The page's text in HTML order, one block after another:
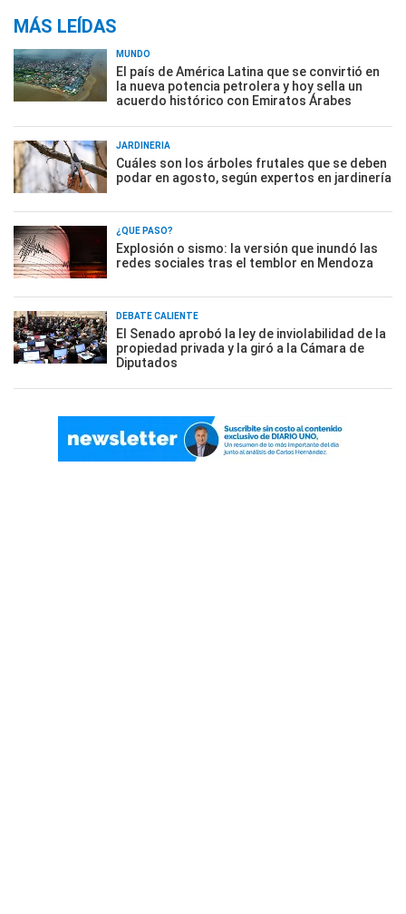
MÁS LEÍDAS
MUNDO
El país de América Latina que se convirtió en
la nueva potencia petrolera y hoy sella un
acuerdo histórico con Emiratos Árabes
JARDINERÍA
Cuáles son los árboles frutales que se deben
podar en agosto, según expertos en jardinería
¿QUÉ PASÓ?
Explosión o sismo: la versión que inundó las
redes sociales tras el temblor en Mendoza
DEBATE CALIENTE
El Senado aprobó la ley de inviolabilidad de la
propiedad privada y la giró a la Cámara de
Diputados